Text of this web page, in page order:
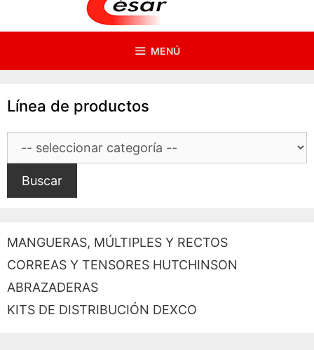
MENÚ
Línea de productos
Buscar
MANGUERAS, MÚLTIPLES Y RECTOS
CORREAS Y TENSORES HUTCHINSON
ABRAZADERAS
KITS DE DISTRIBUCIÓN DEXCO